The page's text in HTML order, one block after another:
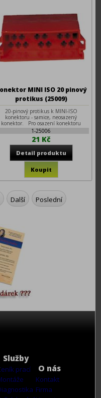
MINI ISO 20 pinový
protikus (25009)
20-pinový protikus k MINI-ISO
konektoru - samice, neosazený
konektor. Pro osazení konektoru
1-25006
21 Kč
Další Poslední
Služby
prací
O nás
Kontakt
Firma